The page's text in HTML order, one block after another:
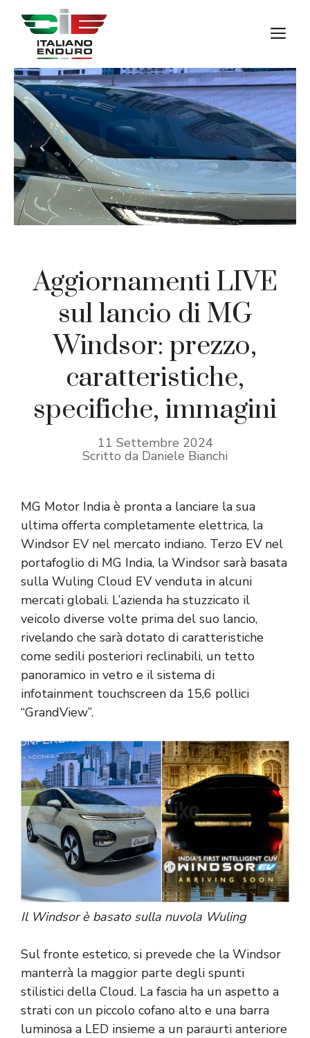
contenuto
Aggiornamenti LIVE
sul lancio di MG
Windsor: prezzo,
caratteristiche,
specifiche, immagini
11 Settembre 2024
Scritto da Daniele Bianchi
MG Motor India è pronta a lanciare la sua
ultima offerta completamente elettrica, la
Windsor EV nel mercato indiano. Terzo EV nel
portafoglio di MG India, la Windsor sarà basata
sulla Wuling Cloud EV venduta in alcuni
mercati globali. L’azienda ha stuzzicato il
veicolo diverse volte prima del suo lancio,
rivelando che sarà dotato di caratteristiche
come sedili posteriori reclinabili, un tetto
panoramico in vetro e il sistema di
infotainment touchscreen da 15,6 pollici
“GrandView”.
Il Windsor è basato sulla nuvola Wuling
Sul fronte estetico, si prevede che la Windsor
manterrà la maggior parte degli spunti
stilistici della Cloud. La fascia ha un aspetto a
strati con un piccolo cofano alto e una barra
luminosa a LED insieme a un paraurti anteriore